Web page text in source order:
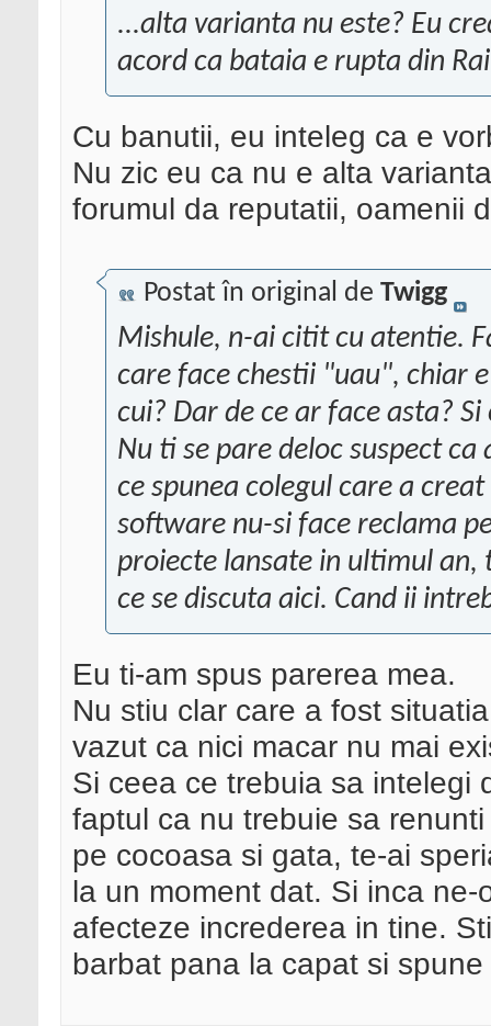
...alta varianta nu este? Eu
acord ca bataia e rupta din
Cu banutii, eu inteleg ca e
Nu zic eu ca nu e alta
forumul da reputatii, oamenii
Postat în original de Twigg
Mishule, n-ai citit cu atentie.
care face chestii "uau", chiar
cui? Dar de ce ar face asta?
Nu ti se pare deloc suspect
ce spunea colegul care a
software nu-si face reclama
proiecte lansate in ultimul
ce se discuta aici. Cand ii
Eu ti-am spus parerea mea.
Nu stiu clar care a fost
vazut ca nici macar nu mai
Si ceea ce trebuia sa intelegi
faptul ca nu trebuie sa
pe cocoasa si gata, te-ai
la un moment dat. Si inca
afecteze increderea in tine.
barbat pana la capat si